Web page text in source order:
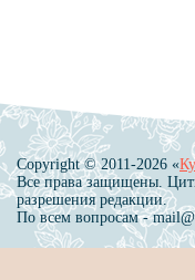
Copyright © 2011-2026 «
Все права защищены.
разрешения редакции.
По всем вопросам -